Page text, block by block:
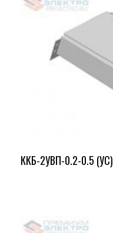
ККБ-2УВП-0.2-0.5 (УС)